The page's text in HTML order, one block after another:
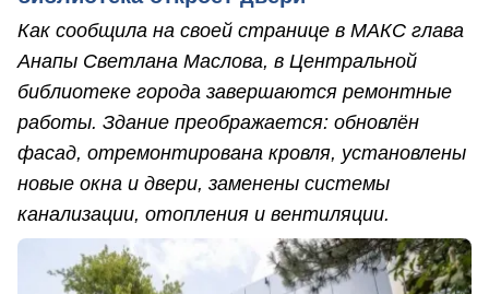
Как сообщила на своей странице в МАКС глава
Анапы Светлана Маслова, в Центральной
библиотеке города завершаются ремонтные
работы. Здание преображается: обновлён
фасад, отремонтирована кровля, установлены
новые окна и двери, заменены системы
канализации, отопления и вентиляции.